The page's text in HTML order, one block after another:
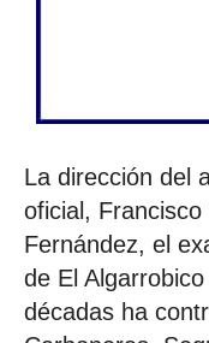
La dirección del
oficial, Francisco
Fernández, el
de El
décadas ha